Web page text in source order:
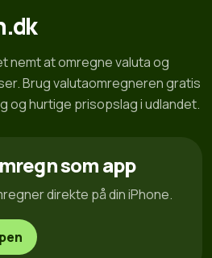
nemt at omregne valuta og
Brug valutaomregneren gratis
og hurtige prisopslag i udlandet.
som app
direkte på din iPhone.